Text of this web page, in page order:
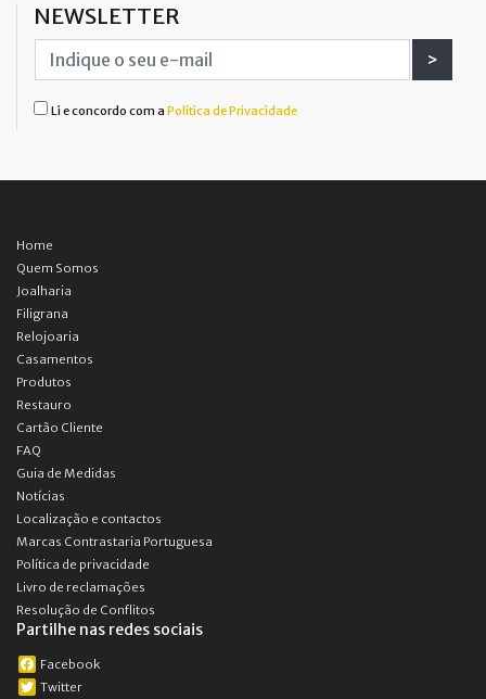
NEWSLETTER
>
Li e concordo com a Política de Privacidade
Home
Quem Somos
Joalharia
Filigrana
Relojoaria
Casamentos
Produtos
Restauro
Cartão Cliente
FAQ
Guia de Medidas
Notícias
Localização e contactos
Marcas Contrastaria Portuguesa
Política de privacidade
Livro de reclamações
Resolução de Conflitos
Partilhe nas redes sociais
Facebook
Twitter